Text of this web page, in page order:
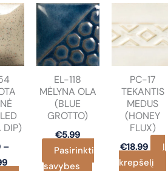
multiple
variants.
The
options
chosen
on
product
DIP)
–
Price
EL-118
MĖLYNA OLA
(BLUE
GROTTO)
€5.99
Pasirinkti
savybes
This
PC-17
TEKANTIS
MEDUS
(HONEY
FLUX)
€18.99
Į
krepšelį